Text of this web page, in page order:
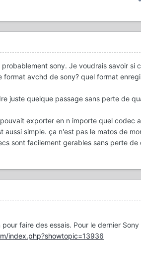
sony. Je voudrais savoir si
avchd de sony? quel format
juste quelque passage sans perte de
exporter en n importe quel codec
aussi simple. ça n'est pas le matos de
sont facilement gerables sans perte
faire des essais. Pour le dernier Sony
index.php?showtopic=13936